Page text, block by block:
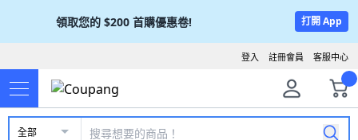
領取您的 $200 首購優惠卷! 打開 App
客服中心
註冊會員
登入
全部